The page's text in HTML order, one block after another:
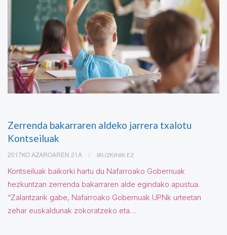
Zerrenda bakarraren aldeko jarrera txalotu
Kontseiluak
2017KO AZAROAREN 21A IRUZKINIK EZ
Kontseiluak baikorki hartu du Nafarroako Gobernuak
hezkuntzan zerrenda bakarraren alde egindako apustua.
“Zalantzarik gabe, Nafarroako Gobernuak UPNk urteetan
zehar euskaldunak zokoratzeko eta…